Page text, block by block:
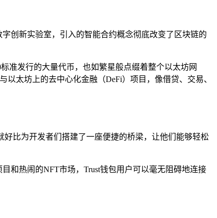
创新实验室，引入的智能合约概念彻底改变了区块链的
准发行的大量代币，也如繁星般点缀着整个以太坊网
太坊上的去中心化金融（DeFi）项目，像借贷、交易、
比为开发者们搭建了一座便捷的桥梁，让他们能够轻松
和热闹的NFT市场，Trust钱包用户可以毫无阻碍地连接